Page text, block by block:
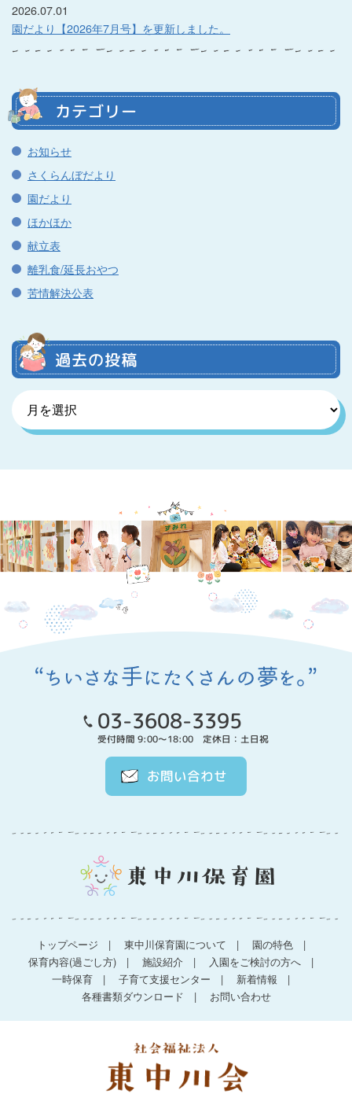
2026.07.01
園だより【2026年7月号】を更新しました。
カテゴリー
お知らせ
さくらんぼだより
園だより
ほかほか
献立表
離乳食/延長おやつ
苦情解決公表
過去の投稿
03-3608-3395
受付時間 9:00～18:00 定休日：土日祝
お問い合わせ
トップページ 東中川保育園について
園の特色
保育内容(過ごし方)
施設紹介
入園をご検討の方へ
一時保育
子育て支援センター
新着情報
各種書類ダウンロード
お問い合わせ